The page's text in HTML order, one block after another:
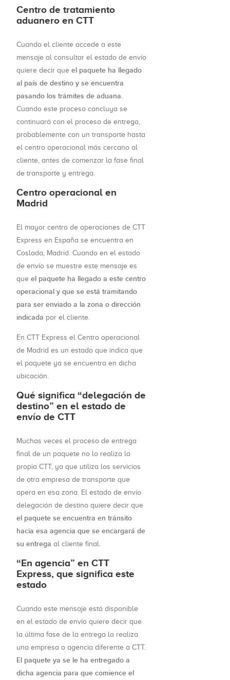
Centro de tratamiento
aduanero en CTT
Cuando el cliente accede a este
mensaje al consultar el estado de envío
quiere decir que el paquete ha llegado
al país de destino y se encuentra
pasando los trámites de aduana
Cuando este proceso concluya se
continuará con el proceso de entrega,
probablemente con un transporte hasta
el centro operacional más cercano al
cliente, antes de comenzar la fase final
de transporte y entrega.
Centro operacional en
Madrid
El mayor centro de operaciones de CTT
Express en España se encuentra en
Coslada, Madrid. Cuando en el estado
de envío se muestre este mensaje es
que el paquete ha llegado a este centro
operacional y que se está tramitando
para ser enviado a la zona o dirección
indicada por el cliente.
En CTT Express el Centro operacional
de Madrid es un estado que indica que
el paquete ya se encuentra en dicha
ubicación.
Qué significa “delegación de
destino” en el estado de
envío de CTT
Muchas veces el proceso de entrega
final de un paquete no lo realiza la
propia CTT, ya que utiliza los servicios
de otra empresa de transporte que
opera en esa zona. El estado de envío
delegación de destino quiere decir que
el paquete se encuentra en tránsito
hacia esa agencia que se encargará de
su entrega al cliente final.
“En agencia” en CTT
Express, que significa este
estado
Cuando este mensaje está disponible
en el estado de envío quiere decir que
la última fase de la entrega la realiza
una empresa o agencia diferente a CTT.
El paquete ya se le ha entregado a
dicha agencia para que comience el